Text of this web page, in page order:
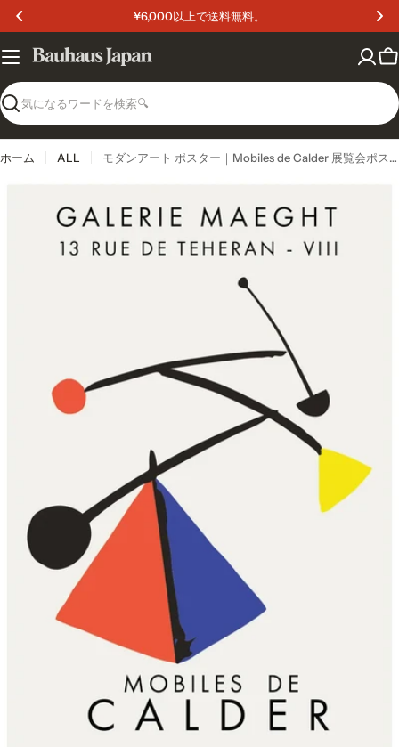
ン
へ
ス
プ
¥6,000以上で送料無料。
検
カ
ー
ト
ホーム ALL モダンアート ポスター｜Mobiles de Calder 展覧会ポスター
ディア 22 をモーダルで開く